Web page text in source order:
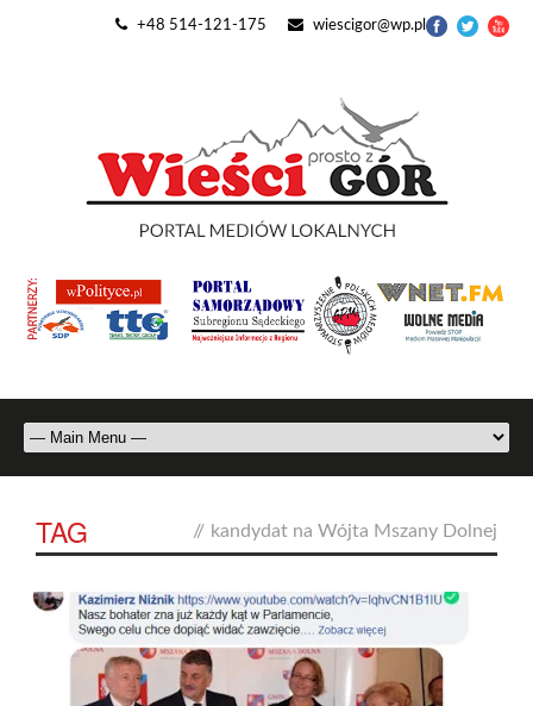
+48 514-121-175 wiescigor@wp.pl
TAG // kandydat na Wójta Mszany Dolnej